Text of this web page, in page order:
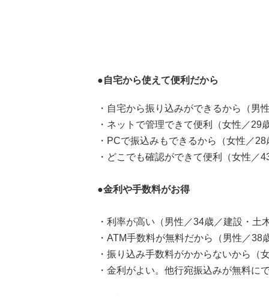
●自宅から使えて便利だから
・自宅から振り込みができるから（男
・ネットで管理できて便利（女性／29
・PCで振込みもできるから（女性／
・どこでも確認ができて便利（女性／
●金利や手数料がお得
・利率が高い（男性／34歳／建設・土
・ATM手数料が無料だから（男性／38
・振り込み手数料がかからないから（
・金利がよい。他行宛振込みが無料に